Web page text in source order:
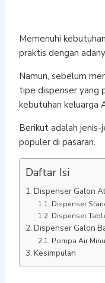
Memenuhi
praktis dengan
Namun, sebelum
tipe dispenser yang
kebutuhan keluarga
Berikut adalah jenis-
populer di pasaran.
Daftar Isi
Dispenser Galon
Dispenser
Dispenser
Dispenser Galon
Pompa Air
Kesimpulan